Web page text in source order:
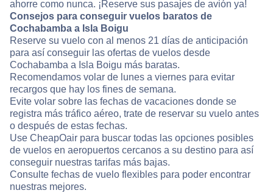
ahorre como nunca. ¡Reserve sus pasajes de avión ya!
Consejos para conseguir vuelos baratos de
Cochabamba a Isla Boigu
Reserve su vuelo con al menos 21 días de anticipación
para así conseguir las ofertas de vuelos desde
Cochabamba a Isla Boigu más baratas.
Recomendamos volar de lunes a viernes para evitar
recargos que hay los fines de semana.
Evite volar sobre las fechas de vacaciones donde se
registra más tráfico aéreo, trate de reservar su vuelo antes
o después de estas fechas.
Use CheapOair para buscar todas las opciones posibles
de vuelos en aeropuertos cercanos a su destino para así
conseguir nuestras tarifas más bajas.
Consulte fechas de vuelo flexibles para poder encontrar
nuestras mejores.